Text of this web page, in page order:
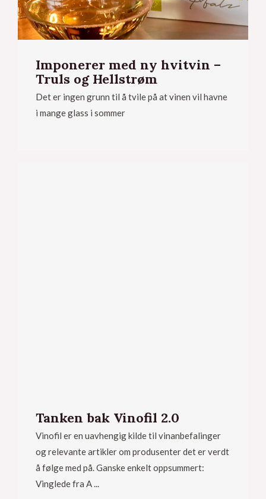
Imponerer med ny hvitvin –
Truls og Hellstrøm
Det er ingen grunn til å tvile på at vinen vil havne
i mange glass i sommer
Tanken bak Vinofil 2.0
Vinofil er en uavhengig kilde til vinanbefalinger
og relevante artikler om produsenter det er verdt
å følge med på. Ganske enkelt oppsummert:
Vinglede fra A ...